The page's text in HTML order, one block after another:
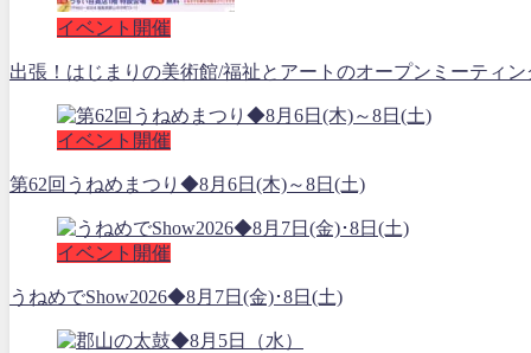
イベント開催
出張！はじまりの美術館/福祉とアートのオープンミーティ
イベント開催
第62回うねめまつり◆8月6日(木)～8日(土)
イベント開催
うねめでShow2026◆8月7日(金)･8日(土)